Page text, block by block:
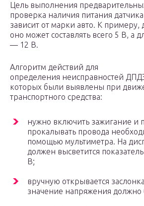
Цель выполнения
проверка наличия питания
зависит от марки авто. К
оно может составлять всего 5 В, а
— 12 В.
Алгоритм действий для
определения неисправностей
которых были выявлены при
транспортного средства:
нужно включить зажигание и
прокалывать провода
помощью мультиметра. На
должен высветится
В;
вручную открывается
значение напряжения